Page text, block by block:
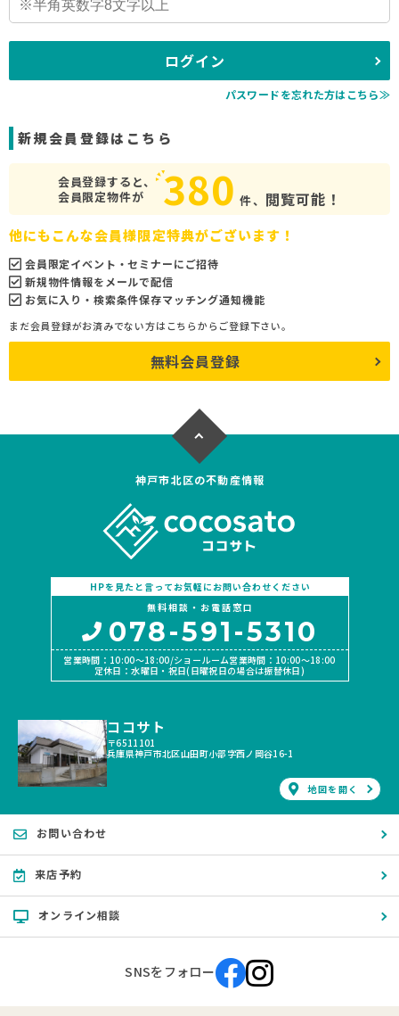
ログイン
パスワードを忘れた方はこちら≫
新規会員登録はこちら
会員登録すると、
会員限定物件が
380 件、 閲覧可能！
他にもこんな会員様限定特典がございます！
会員限定イベント・セミナーにご招待
新規物件情報をメールで配信
お気に入り・検索条件保存マッチング通知機能
まだ会員登録がお済みでない方はこちらからご登録下さい。
無料会員登録
神戸市北区の不動産情報
HPを見たと言ってお気軽にお問い合わせください
無料相談・お電話窓口
078-591-5310
営業時間：10:00〜18:00/ショールーム営業時間：10:00〜18:00
定休日：水曜日・祝日(日曜祝日の場合は振替休日)
ココサト
〒6511101
兵庫県神戸市北区山田町小部字西ノ岡谷16-1
地図を開く
お問い合わせ
来店予約
オンライン相談
SNSをフォロー